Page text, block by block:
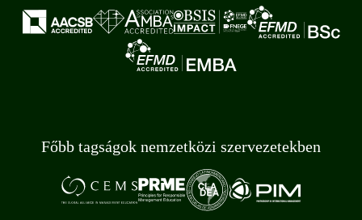
Főbb tagságok nemzetközi szervezetekben